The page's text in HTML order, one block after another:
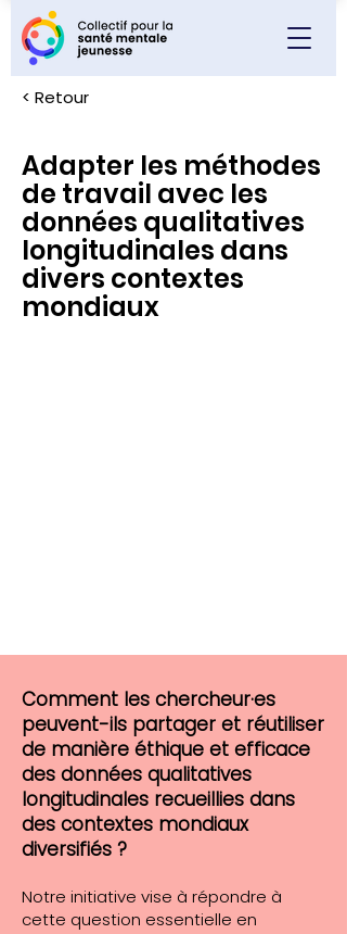
< Retour
Adapter les méthodes
de travail avec les
données qualitatives
longitudinales dans
divers contextes
mondiaux
Comment les chercheur·es
peuvent-ils partager et réutiliser
de manière éthique et efficace
des données qualitatives
longitudinales recueillies dans
des contextes mondiaux
diversifiés ?
Notre initiative vise à répondre à
cette question essentielle en